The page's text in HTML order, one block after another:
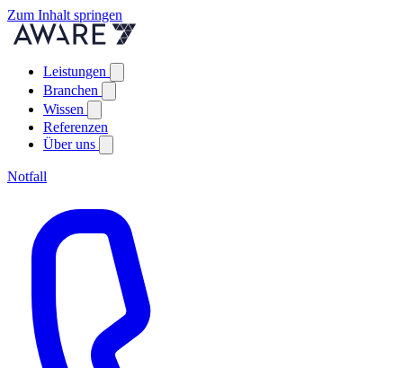
Zum Inhalt springen
Leistungen
Branchen
Wissen
Referenzen
Über uns
Notfall